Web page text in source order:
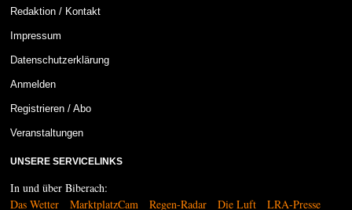
Redaktion / Kontakt
Impressum
Datenschutzerklärung
Anmelden
Registrieren / Abo
Veranstaltungen
UNSERE SERVICELINKS
In und über Biberach:
Das Wetter
MarktplatzCam Regen-Radar Die Luft LRA-Presse